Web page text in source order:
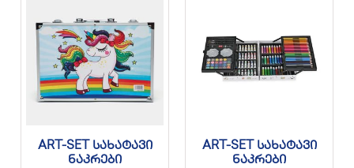
ART-SET სახატავი
ნაკრები
ART-SET სახატავი
ნაკრები